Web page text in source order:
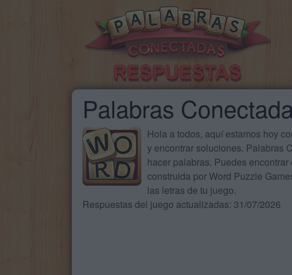
Palabras
Hola a todos, aquí estamos hoy
y encontrar soluciones. Palabras
hacer palabras. Puedes
construida por Word Puzzle
las letras de tu juego.
Respuestas del juego actualizadas: 31/07/2026